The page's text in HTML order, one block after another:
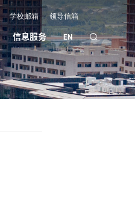
学校邮箱 领导信箱
信息服务 EN